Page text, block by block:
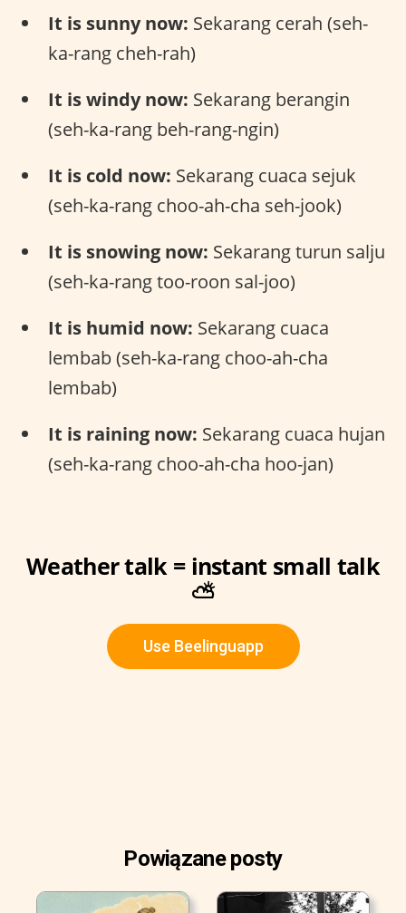
It is sunny now: Sekarang cerah (seh-
ka-rang cheh-rah)
It is windy now: Sekarang berangin
(seh-ka-rang beh-rang-ngin)
It is cold now: Sekarang cuaca sejuk
(seh-ka-rang choo-ah-cha seh-jook)
It is snowing now: Sekarang turun salju
(seh-ka-rang too-roon sal-joo)
It is humid now: Sekarang cuaca
lembab (seh-ka-rang choo-ah-cha
lembab)
It is raining now: Sekarang cuaca hujan
(seh-ka-rang choo-ah-cha hoo-jan)
Weather talk = instant small talk
⛅
Use Beelinguapp
Powiązane posty